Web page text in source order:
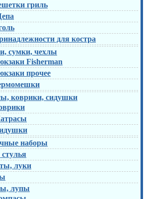
гриль
для костра
сумки, чехлы
Fisherman
прочее
коврики, сидушки
наборы
луки
лупы